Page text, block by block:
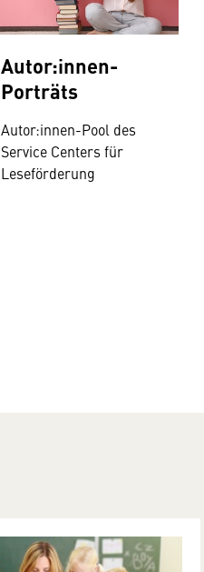
Autor:innen-
Porträts
Autor:innen-Pool des
Service Centers für
Leseförderung